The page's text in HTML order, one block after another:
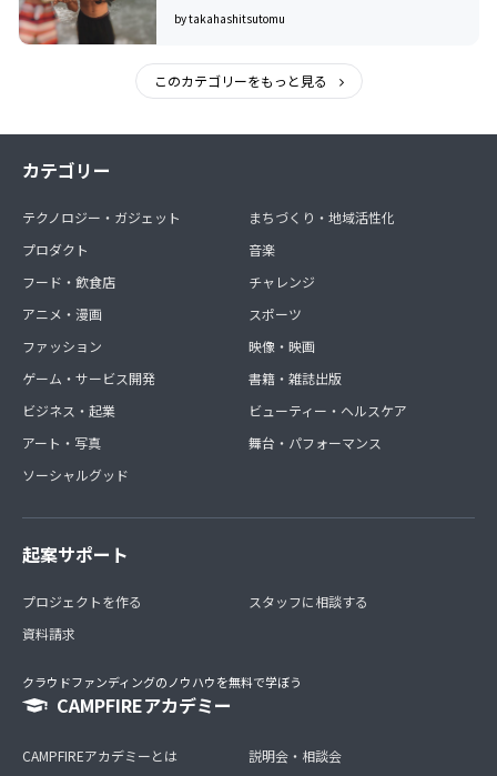
by takahashitsutomu
このカテゴリーをもっと見る
カテゴリー
テクノロジー・ガジェット
プロダクト
フード・飲食店
アニメ・漫画
ファッション
ゲーム・サービス開発
ビジネス・起業
アート・写真
ソーシャルグッド
まちづくり・地域活性化
音楽
チャレンジ
スポーツ
映像・映画
書籍・雑誌出版
ビューティー・ヘルスケア
舞台・パフォーマンス
起案サポート
プロジェクトを作る
資料請求
スタッフに相談する
クラウドファンディングのノウハウを無料で学ぼう
CAMPFIREアカデミー
CAMPFIREアカデミーとは
説明会・相談会